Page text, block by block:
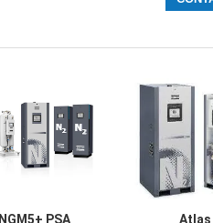
NGM5+ PSA Atlas